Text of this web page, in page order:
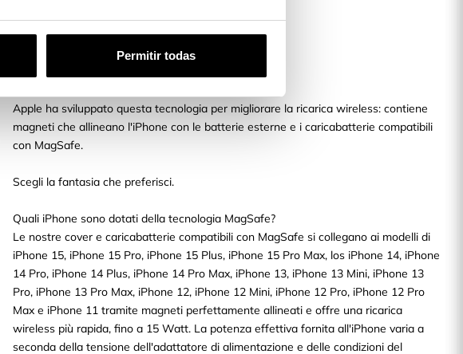
Permitir todas
Apple ha sviluppato questa tecnologia per migliorare la ricarica wireless: contiene
magneti che allineano l'iPhone con le batterie esterne e i caricabatterie compatibili
con MagSafe.
Scegli la fantasia che preferisci.
Quali iPhone sono dotati della tecnologia MagSafe?
Le nostre cover e caricabatterie compatibili con MagSafe si collegano ai modelli di
iPhone 15, iPhone 15 Pro, iPhone 15 Plus, iPhone 15 Pro Max, los iPhone 14, iPhone
14 Pro, iPhone 14 Plus, iPhone 14 Pro Max, iPhone 13, iPhone 13 Mini, iPhone 13
Pro, iPhone 13 Pro Max, iPhone 12, iPhone 12 Mini, iPhone 12 Pro, iPhone 12 Pro
Max e iPhone 11 tramite magneti perfettamente allineati e offre una ricarica
wireless più rapida, fino a 15 Watt. La potenza effettiva fornita all'iPhone varia a
seconda della tensione dell'adattatore di alimentazione e delle condizioni del